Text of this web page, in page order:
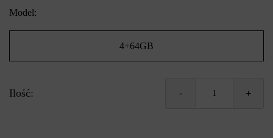
Model:
4+64GB
Ilość: - +